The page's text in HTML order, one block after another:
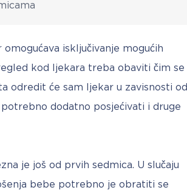
isključivanje mogućih
kod ljekara treba obaviti čim se
odredit će sam ljekar u zavisnosti od
dodatno posjećivati i druge
je još od prvih sedmica. U slučaju
bebe potrebno je obratiti se